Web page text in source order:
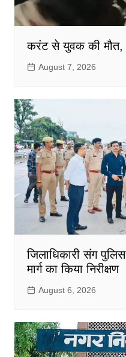
करंट से युवक की
August 7, 2026
जिलाधिकारी संग
मार्ग का किया निरीक्षण
August 6, 2026